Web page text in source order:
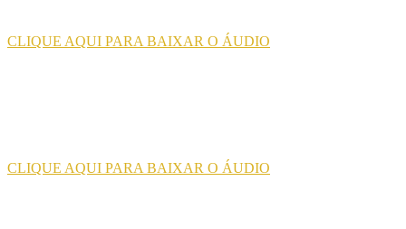
CLIQUE AQUI PARA BAIXAR O ÁUDIO
CLIQUE AQUI PARA BAIXAR O ÁUDIO